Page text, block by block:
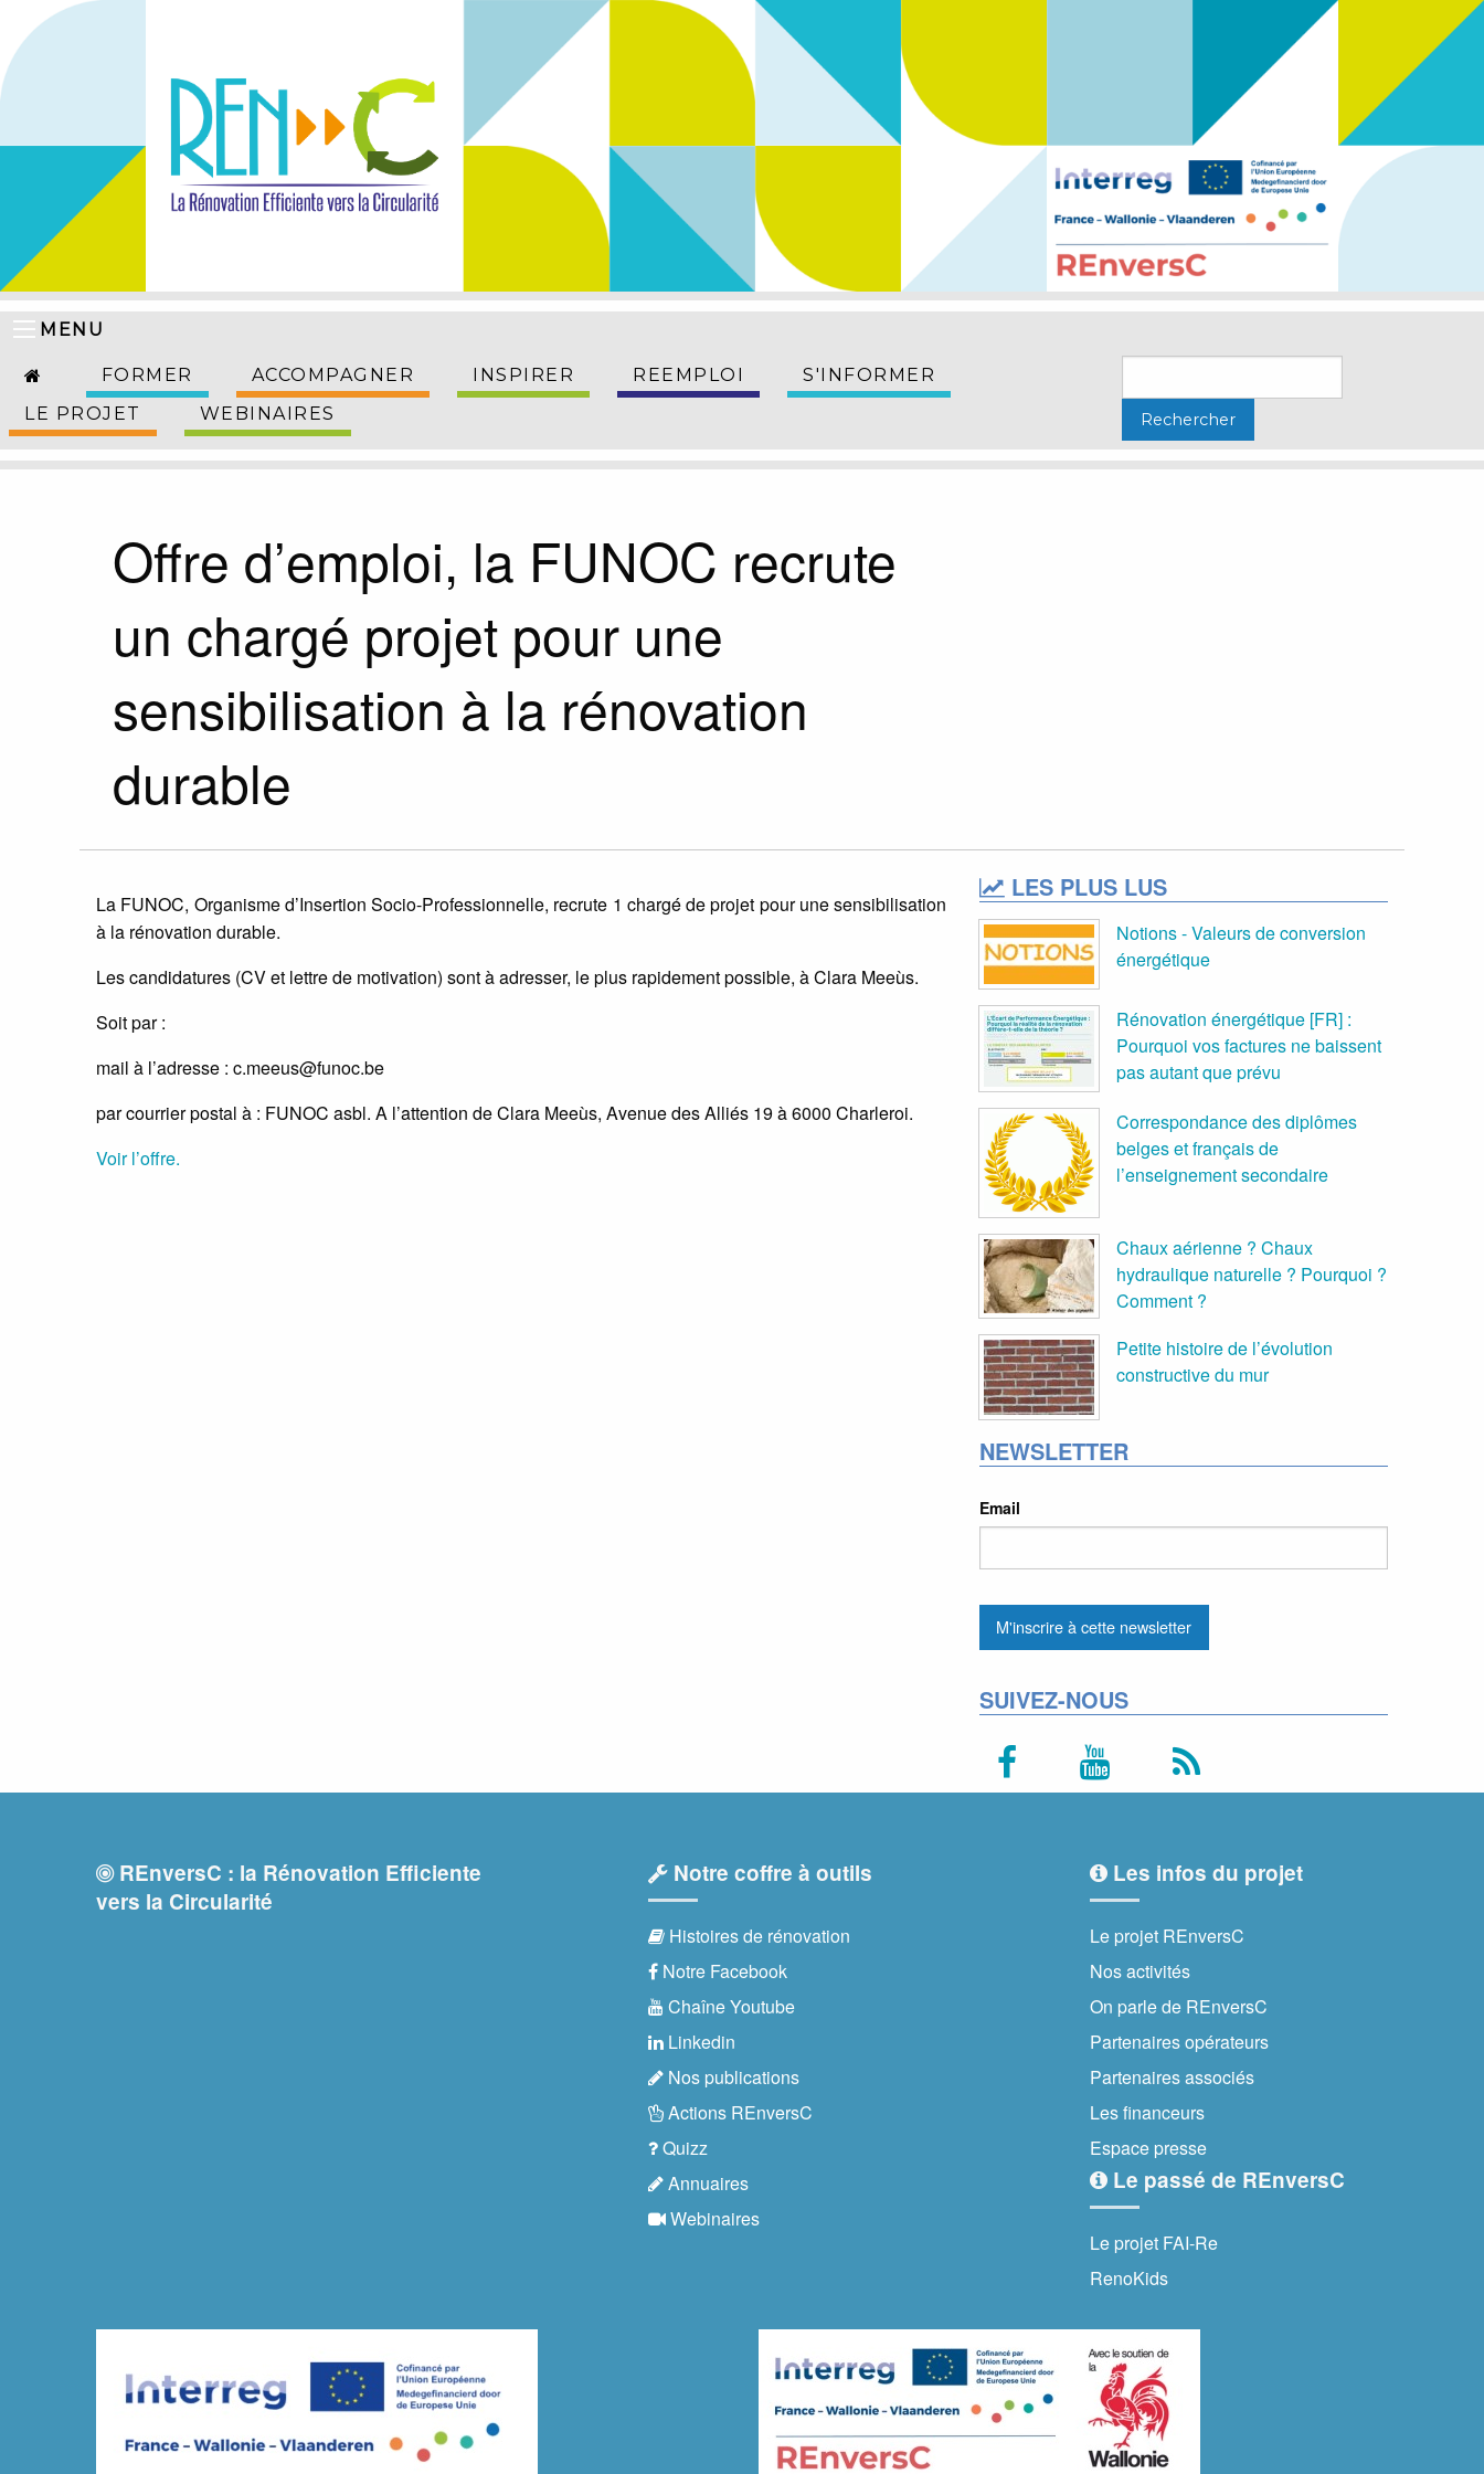
MENU
FORMER ACCOMPAGNER INSPIRER REEMPLOI
S'INFORMER
LE PROJET
WEBINAIRES
Offre d’emploi, la FUNOC recrute
un chargé projet pour une
sensibilisation à la rénovation
durable
La FUNOC, Organisme d’Insertion Socio-Professionnelle, recrute 1 chargé de projet pour une sensibilisation
à la rénovation durable.
Les candidatures (CV et lettre de motivation) sont à adresser, le plus rapidement possible, à Clara Meeùs.
Soit par :
mail à l’adresse : c.meeus@funoc.be
par courrier postal à : FUNOC asbl. A l’attention de Clara Meeùs, Avenue des Alliés 19 à 6000 Charleroi.
Voir l’offre.
LES PLUS LUS
Notions - Valeurs de conversion
énergétique
Rénovation énergétique [FR] :
Pourquoi vos factures ne baissent
pas autant que prévu
Correspondance des diplômes
belges et français de
l’enseignement secondaire
Chaux aérienne ? Chaux
hydraulique naturelle ? Pourquoi ?
Comment ?
Petite histoire de l’évolution
constructive du mur
NEWSLETTER
Email
SUIVEZ-NOUS
REnversC : la Rénovation Efficiente
vers la Circularité
Notre coffre à outils
Histoires de rénovation
Notre Facebook
Chaîne Youtube
Linkedin
Nos publications
Actions REnversC
Quizz
Annuaires
Webinaires
Les infos du projet
Le projet REnversC
Nos activités
On parle de REnversC
Partenaires opérateurs
Partenaires associés
Les financeurs
Espace presse
Le passé de REnversC
Le projet FAI-Re
RenoKids